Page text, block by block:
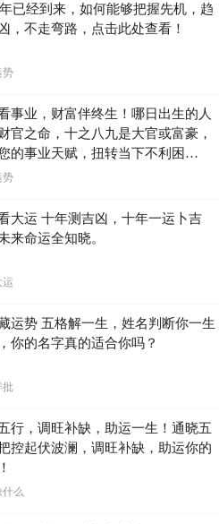
已经到来，如何能够把握先机，趋
，不走弯路，点击此处查看！
势
事业，财富伴终生！哪日出生的人
官之命，十之八九是大官或富豪，
的事业天赋，扭转当下不利困
势
大运 十年测吉凶，十年一运卜吉
来命运全知晓。
运
运势 五格解一生，姓名判断你一生
你的名字真的适合你吗？
批
行，调旺补缺，助运一生！通晓五
控起伏波澜，调旺补缺，助运你的
么